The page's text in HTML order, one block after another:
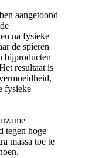
aangetoond
na fysieke
de spieren
bijproducten
resultaat is
fysieke
tegen hoge
massa toe te